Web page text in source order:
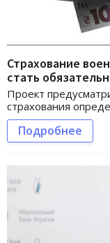
Страхование
стать
Проект
страхования
Подробнее